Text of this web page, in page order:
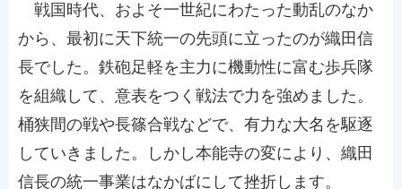
戦国時代、およそ一世紀にわたった動乱のなか
から、最初に天下統一の先頭に立ったのが織田信
長でした。鉄砲足軽を主力に機動性に富む歩兵隊
を組織して、意表をつく戦法で力を強めました。
桶狭間の戦や長篠合戦などで、有力な大名を駆逐
していきました。しかし本能寺の変により、織田
信長の統一事業はなかばにして挫折します。